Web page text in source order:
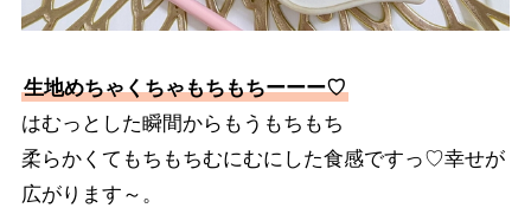
生地めちゃくちゃもちもちーーー♡
はむっとした瞬間からもうもちもち
柔らかくてもちもちむにむにした食感ですっ♡幸せが
広がります～。